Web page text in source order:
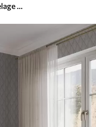
Ornement bleu-beige de style carrelage peint à l'aquarelle